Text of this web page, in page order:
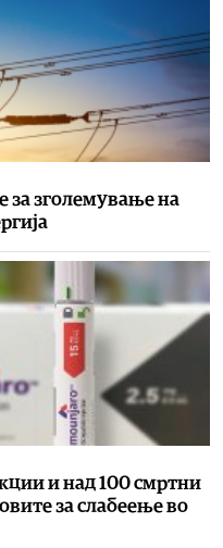
за зголемување на
и над 100 смртни
за слабеење во